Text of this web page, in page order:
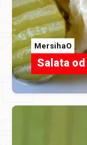
MersihaO
Salata